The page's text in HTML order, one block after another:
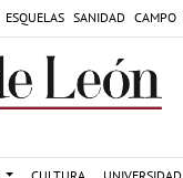
ESQUELAS SANIDAD CAMPO